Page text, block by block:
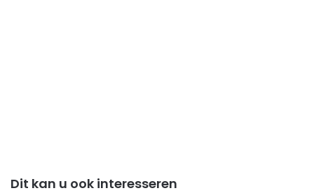
Dit kan u ook interesseren